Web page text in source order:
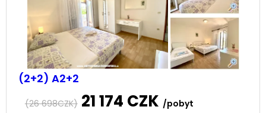
(2+2) A2+2
(26 698CZK) 21 174 CZK /pobyt